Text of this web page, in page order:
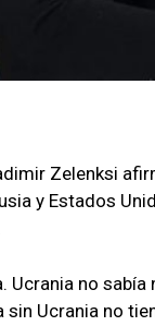
Zelenksi
y Estados
Ucrania no
sin Ucrania no